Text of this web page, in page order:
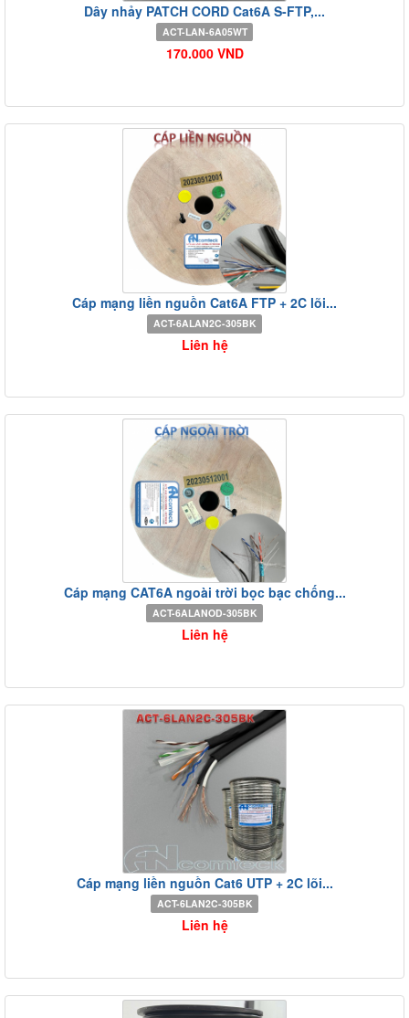
Dây nhảy PATCH CORD Cat6A S-FTP,...
ACT-LAN-6A05WT
170.000 VND
Cáp mạng liền nguồn Cat6A FTP + 2C lõi...
ACT-6ALAN2C-305BK
Liên hệ
Cáp mạng CAT6A ngoài trời bọc bạc chống...
ACT-6ALANOD-305BK
Liên hệ
Cáp mạng liền nguồn Cat6 UTP + 2C lõi...
ACT-6LAN2C-305BK
Liên hệ